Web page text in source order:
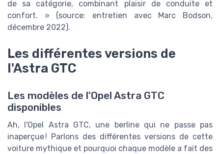
de sa catégorie, combinant plaisir de conduite et
confort. » (source: entretien avec Marc Bodson,
décembre 2022).
Les différentes versions de
l'Astra GTC
Les modèles de l'Opel Astra GTC
disponibles
Ah, l'Opel Astra GTC, une berline qui ne passe pas
inaperçue ! Parlons des différentes versions de cette
voiture mythique et pourquoi chaque modèle a fait des